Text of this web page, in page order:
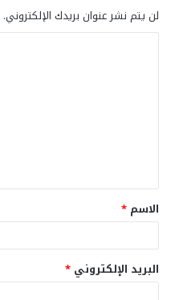
لن يتم نشر عنوان بريدك الإلكتروني.
ق
*
الاسم *
البريد الإلكتروني *